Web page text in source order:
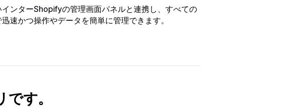
ンター
速かつ
Shopifyの管理画面パネルと連携し、すべての
操作やデータを簡単に管理できます。
す。